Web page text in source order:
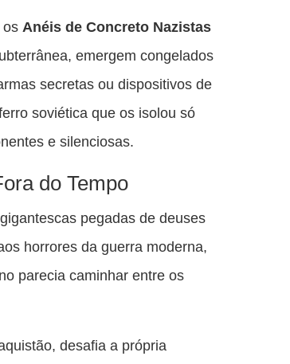
os Anéis de Concreto Nazistas
emergem congelados
secretas ou dispositivos de
soviética que os isolou só
e silenciosas.
do Tempo
pegadas de deuses
horrores da guerra moderna,
parecia caminhar entre os
desafia a própria